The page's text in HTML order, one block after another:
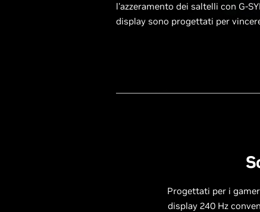
l'azzeramento dei saltelli con G-
display sono progettati per
Progettati per i
display 240 Hz